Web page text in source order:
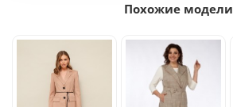
Похожие модели